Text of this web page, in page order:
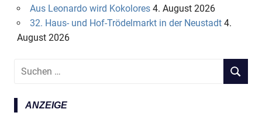
Aus Leonardo wird Kokolores 4. August 2026
32. Haus- und Hof-Trödelmarkt in der Neustadt 4.
August 2026
c
h
S
ANZEIGE